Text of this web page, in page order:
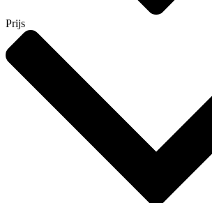
Prijs